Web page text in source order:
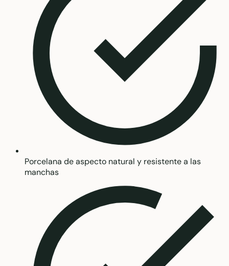
Porcelana de aspecto natural y resistente a las
manchas